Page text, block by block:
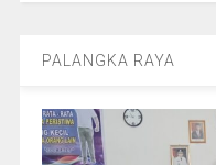
PALANGKA RAYA